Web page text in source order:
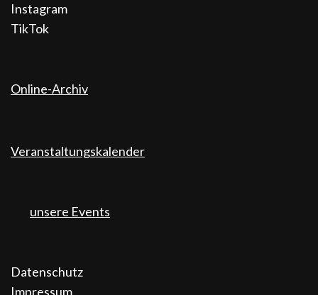
Instagram
TikTok
Online-Archiv
Veranstaltungskalender
unsere Events
Datenschutz
Impressum